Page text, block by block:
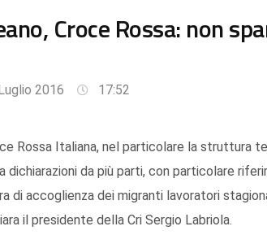
Croce Rossa: non
2016 17:52
Rossa Italiana, nel particolare la struttura
dichiarazioni da più parti, con particolare
di accoglienza dei migranti lavoratori
il presidente della Cri Sergio Labriola.